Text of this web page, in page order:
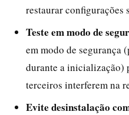
restaurar configurações
Teste em modo de
em modo de segurança
durante a inicialização)
terceiros interferem na
Evite desinstalação